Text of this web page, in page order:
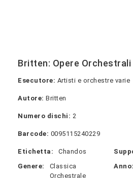
Britten: Opere Orchestrali
Esecutore: Artisti e orchestre varie
Autore: Britten
Numero dischi: 2
Barcode: 0095115240229
Etichetta: Chandos
Genere:
Classica
Orchestrale
Anno: